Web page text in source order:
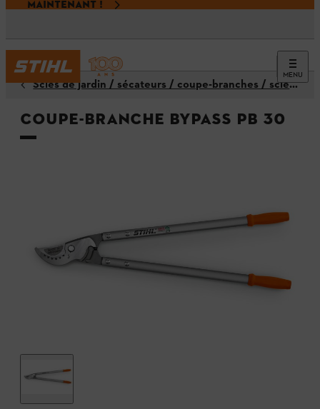
MAINTENANT !
MENU
Scies de jardin / sécateurs / coupe-branches / scies à branches
Coupe-branche Bypass PB 30